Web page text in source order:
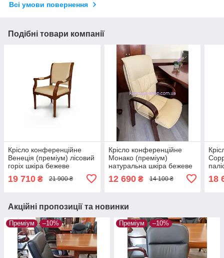
Всі умови повернення
Подібні товари компанії
Крісло конференційне
Венеція (преміум) лісовий
горіх шкіра бежеве
19 710 ₴ 21 900 ₴
Крісло конференційне
Монако (преміум)
натуральна шкіра бежеве
12 690₴ 14 100 ₴ 18
Акційні пропозиції та новинки
Преміум –10% Преміум –10%